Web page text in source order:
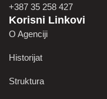
+387 35 258 427
Korisni Linkovi
O Agenciji
Historijat
Struktura